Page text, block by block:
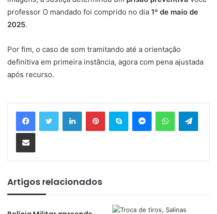
professor O mandado foi comprido no dia 1º de maio de
2025.
Por fim, o caso de som tramitando até a orientação
definitiva em primeira instância, agora com pena ajustada
após recurso.
Artigos relacionados